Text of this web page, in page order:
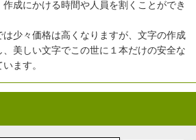
成にかける時間や人員を割くことができ
少々価格は高くなりますが、文字の作成
美しい文字でこの世に１本だけの安全な
ます。